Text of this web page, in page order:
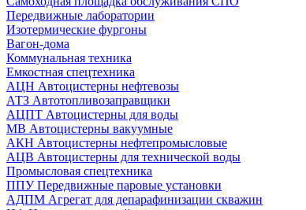
Передвижные лаборатории
Изотермические фургоны
Вагон-дома
Коммунальная техника
Емкостная спецтехника
АЦН Автоцистерны нефтевозы
АТЗ Автотопливозаправщики
АЦПТ Автоцистерны для воды
МВ Автоцистерны вакуумные
АКН Автоцистерны нефтепромысловые
АЦВ Автоцистерны для технической воды
Промысловая спецтехника
ППУ Передвижные паровые установки
АДПМ Агрегат для депарафинизации скважин